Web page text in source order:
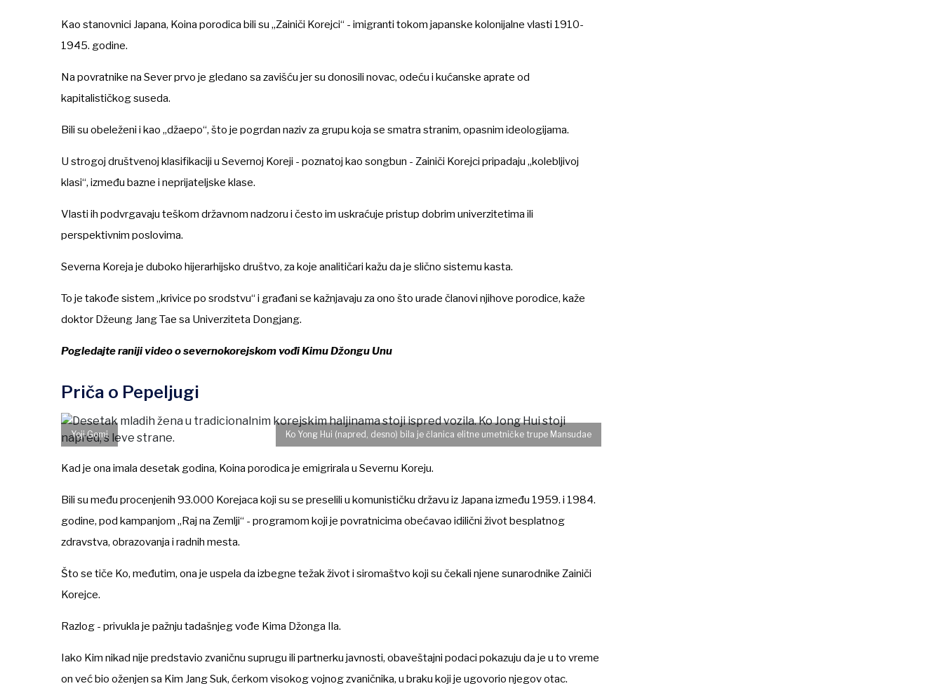
Kao stanovnici Japana, Koina porodica bili su „Zainiči Korejci“ - imigranti tokom japanske kolonijalne vlasti 1910-
1945. godine.
Na povratnike na Sever prvo je gledano sa zavišću jer su donosili novac, odeću i kućanske aprate od
kapitalističkog suseda.
Bili su obeleženi i kao „džaepo“, što je pogrdan naziv za grupu koja se smatra stranim, opasnim ideologijama.
U strogoj društvenoj klasifikaciji u Severnoj Koreji - poznatoj kao songbun - Zainiči Korejci pripadaju „kolebljivoj
klasi“, između bazne i neprijateljske klase.
Vlasti ih podvrgavaju teškom državnom nadzoru i često im uskraćuje pristup dobrim univerzitetima ili
perspektivnim poslovima.
Severna Koreja je duboko hijerarhijsko društvo, za koje analitičari kažu da je slično sistemu kasta.
To je takođe sistem „krivice po srodstvu“ i građani se kažnjavaju za ono što urade članovi njihove porodice, kaže
doktor Džeung Jang Tae sa Univerziteta Dongjang.
Pogledajte raniji video o severnokorejskom vođi Kimu Džongu Unu
Priča o Pepeljugi
Yoji Gomi Ko Yong Hui (napred, desno) bila je članica elitne umetničke trupe Mansudae
Kad je ona imala desetak godina, Koina porodica je emigrirala u Severnu Koreju.
Bili su među procenjenih 93.000 Korejaca koji su se preselili u komunističku državu iz Japana između 1959. i 1984.
godine, pod kampanjom „Raj na Zemlji“ - programom koji je povratnicima obećavao idilični život besplatnog
zdravstva, obrazovanja i radnih mesta.
Što se tiče Ko, međutim, ona je uspela da izbegne težak život i siromaštvo koji su čekali njene sunarodnike Zainiči
Korejce.
Razlog - privukla je pažnju tadašnjeg vođe Kima Džonga Ila.
Iako Kim nikad nije predstavio zvaničnu suprugu ili partnerku javnosti, obaveštajni podaci pokazuju da je u to vreme
on već bio oženjen sa Kim Jang Suk, ćerkom visokog vojnog zvaničnika, u braku koji je ugovorio njegov otac.